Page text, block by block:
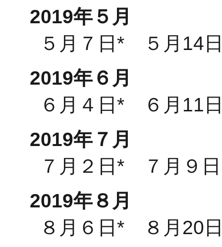
2019年５月
５月７日* ５月14
2019年６月
６月４日* ６月11
2019年７月
７月２日* ７月
2019年８月
８月６日* ８月20